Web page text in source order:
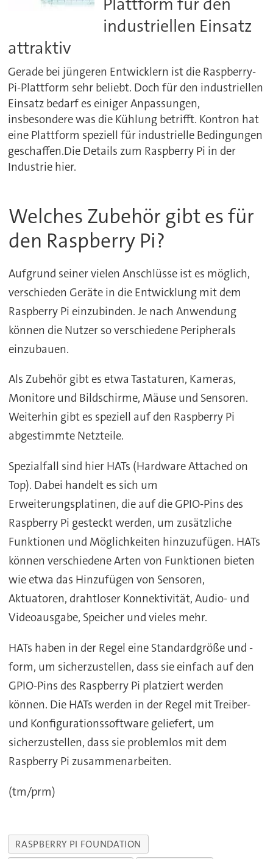
industriellen Einsatz
attraktiv
Gerade bei jüngeren Entwicklern ist die Raspberry-
Pi-Plattform sehr beliebt. Doch für den industriellen
Einsatz bedarf es einiger Anpassungen,
insbesondere was die Kühlung betrifft. Kontron hat
eine Plattform speziell für industrielle Bedingungen
geschaffen.Die Details zum Raspberry Pi in der
Industrie hier.
Welches Zubehör gibt es für
den Raspberry Pi?
Aufgrund seiner vielen Anschlüsse ist es möglich,
verschieden Geräte in die Entwicklung mit dem
Raspberry Pi einzubinden. Je nach Anwendung
können die Nutzer so verschiedene Peripherals
einzubauen.
Als Zubehör gibt es etwa Tastaturen, Kameras,
Monitore und Bildschirme, Mäuse und Sensoren.
Weiterhin gibt es speziell auf den Raspberry Pi
abgestimmte Netzteile.
Spezialfall sind hier HATs (Hardware Attached on
Top). Dabei handelt es sich um
Erweiterungsplatinen, die auf die GPIO-Pins des
Raspberry Pi gesteckt werden, um zusätzliche
Funktionen und Möglichkeiten hinzuzufügen. HATs
können verschiedene Arten von Funktionen bieten
wie etwa das Hinzufügen von Sensoren,
Aktuatoren, drahtloser Konnektivität, Audio- und
Videoausgabe, Speicher und vieles mehr.
HATs haben in der Regel eine Standardgröße und -
form, um sicherzustellen, dass sie einfach auf den
GPIO-Pins des Raspberry Pi platziert werden
können. Die HATs werden in der Regel mit Treiber-
und Konfigurationssoftware geliefert, um
sicherzustellen, dass sie problemlos mit dem
Raspberry Pi zusammenarbeiten.
(tm/prm)
RASPBERRY PI FOUNDATION